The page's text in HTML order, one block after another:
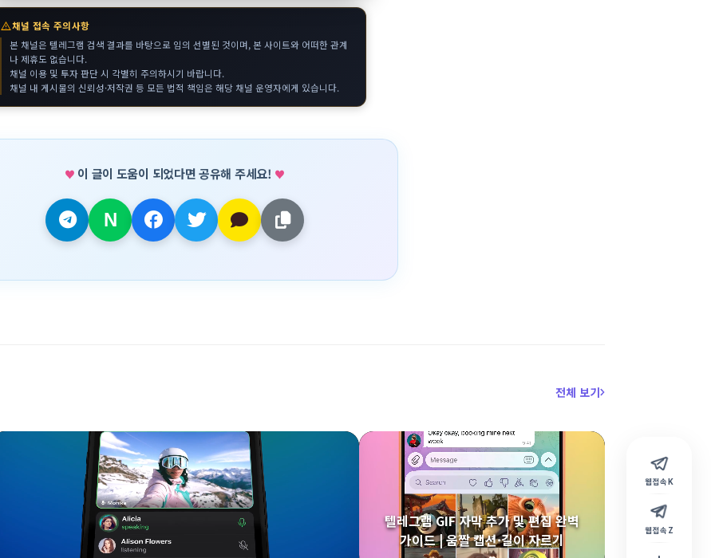
웹 접속 K
웹 접속 Z
warning채널 접속 주의사항
본 채널은 텔레그램 검색 결과를 바탕으로 임의 선별된 것이며, 본 사이트와 어떠한 관계
나 제휴도 없습니다.
채널 이용 및 투자 판단 시 각별히 주의하시기 바랍니다.
채널 내 게시물의 신뢰성·저작권 등 모든 법적 책임은 해당 채널 운영자에게 있습니다.
이 글이 도움이 되었다면 공유해 주세요!
전체 보기
텔레그램 GIF 자막 추가 및 편집 완벽
가이드 | 움짤 캡션·길이 자르기